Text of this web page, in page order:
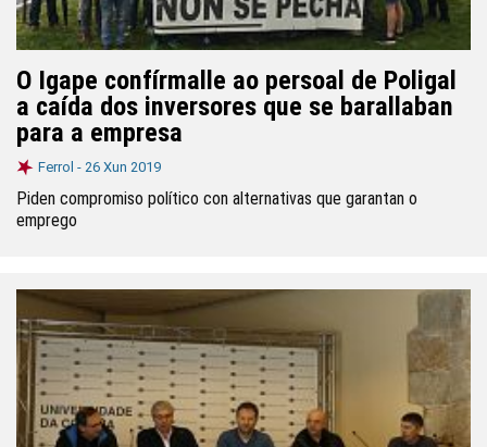
O Igape confírmalle ao persoal de Poligal
a caída dos inversores que se barallaban
para a empresa
Ferrol - 26 Xun 2019
Piden compromiso político con alternativas que garantan o
emprego